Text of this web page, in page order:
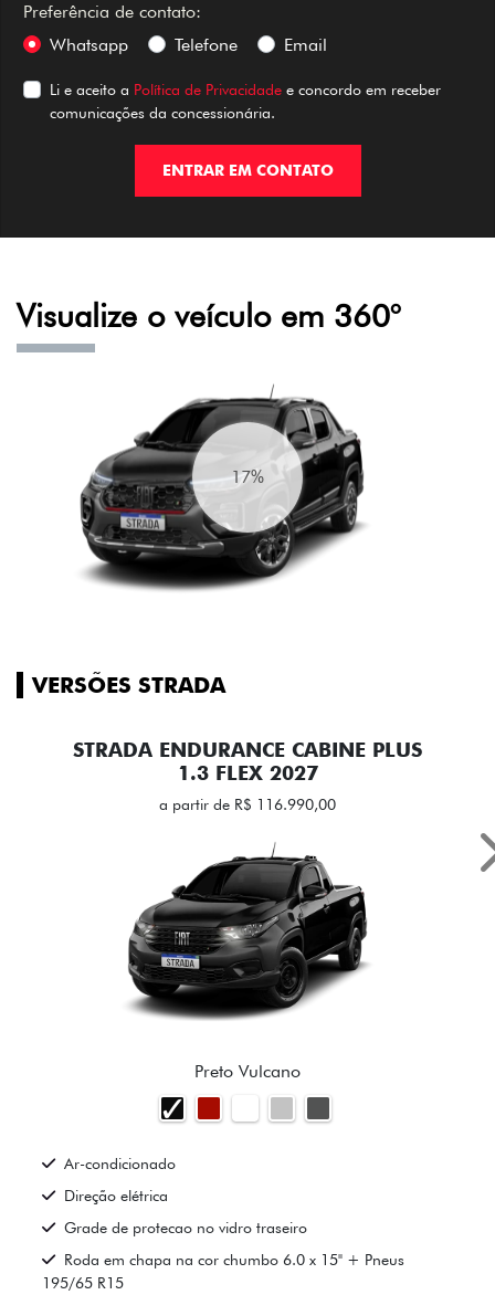
Preferência de contato:
Whatsapp
Telefone Email
Li e aceito a Política de Privacidade e concordo em receber
comunicações da concessionária.
ENTRAR EM CONTATO
Visualize o veículo em 360°
20%
VERSÕES STRADA
STRADA ENDURANCE CABINE PLUS
1.3 FLEX 2027
a partir de R$ 116.990,00
Preto Vulcano
Ar-condicionado
Direção elétrica
Grade de protecao no vidro traseiro
Roda em chapa na cor chumbo 6.0 x 15" + Pneus
195/65 R15